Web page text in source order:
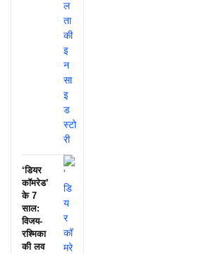
‘डियर
कॉमरेड’
के 7
साल:
विजय-
रश्मिका
की लव